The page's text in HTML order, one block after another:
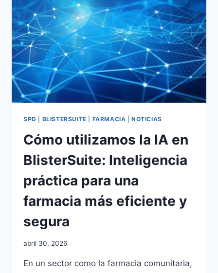
MEDICACIÓN
NI
GUARDAR
MITADES
SOBRANTES
SPD BLISTERSUITE FARMACIA |NOTICIAS
Cómo utilizamos la IA en
BlisterSuite: Inteligencia
práctica para una
farmacia más eficiente y
segura
Por
abril 30, 2026
En un sector como la farmacia comunitaria,